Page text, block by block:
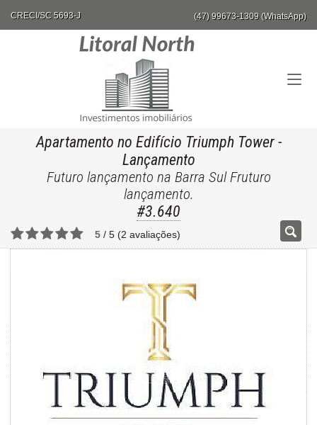
CRECI/SC 5693-J (47) 99673-1309 (WhatsApp)
Apartamento no Edifício Triumph Tower-
Lançamento
Futuro lançamento na Barra Sul Fruturo
lançamento.
#3.640
5 / 5 (2 avaliações)